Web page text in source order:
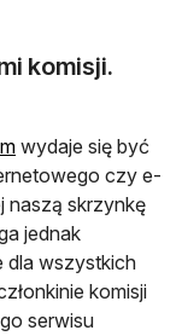
komisji.
wydaje się być
czy e-
naszą skrzynkę
jednak
dla wszystkich
komisji
serwisu